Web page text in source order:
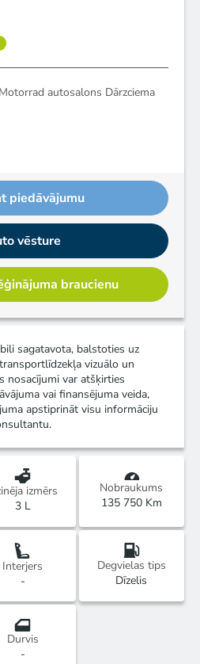
autosalons Dārzciema
piedāvājumu
vēsture
braucienu
sagatavota, balstoties uz
vizuālo un
nosacījumi var atšķirties
vai finansējuma veida,
apstiprināt visu informāciju
izmērs
3 L
Nobraukums
135 750 Km
Interjers
-
Degvielas tips
Dīzelis
Durvis
-